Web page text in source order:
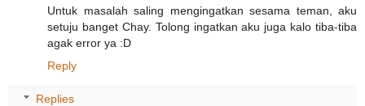
Untuk masalah saling mengingatkan sesama teman, aku
setuju banget Chay. Tolong ingatkan aku juga kalo tiba-tiba
agak error ya :D
Reply
Replies